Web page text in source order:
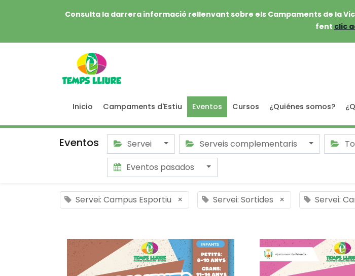
Consulta la darrera informació rellenvant sobre els Campaments de la
fent clic
Inicio Campaments d'Estiu Eventos Cursos ¿Quiénes somos?
Eventos Servei Serveis complementaris
Eventos pasados
Servei: Campus Esportiu × Servei: Sortides × Servei: